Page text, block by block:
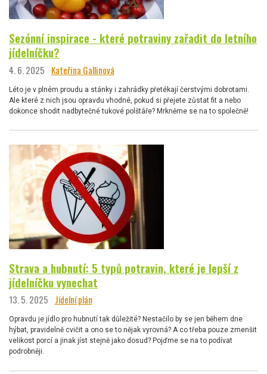
Sezónní inspirace - které potraviny zařadit do letního
jídelníčku?
4. 6. 2025 Kateřina Gallinová
Léto je v plném proudu a stánky i zahrádky přetékají čerstvými dobrotami.
Ale které z nich jsou opravdu vhodné, pokud si přejete zůstat fit a nebo
dokonce shodit nadbytečné tukové polštáře? Mrkněme se na to společně!
Strava a hubnutí: 5 typů potravin, které je lepší z
jídelníčku vynechat
13. 5. 2025 Jídelní plán
Opravdu je jídlo pro hubnutí tak důležité? Nestačilo by se jen během dne
hýbat, pravidelně cvičit a ono se to nějak vyrovná? A co třeba pouze zmenšit
velikost porcí a jinak jíst stejně jako dosud? Pojďme se na to podívat
podrobněji.